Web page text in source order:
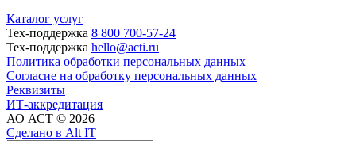
Каталог услуг
Тех-поддержка 8 800 700-57-24
Тех-поддержка hello@acti.ru
Политика обработки персональных данных
Согласие на обработку персональных данных
Реквизиты
ИТ-аккредитация
АО АСТ © 2026
Сделано в Alt IT